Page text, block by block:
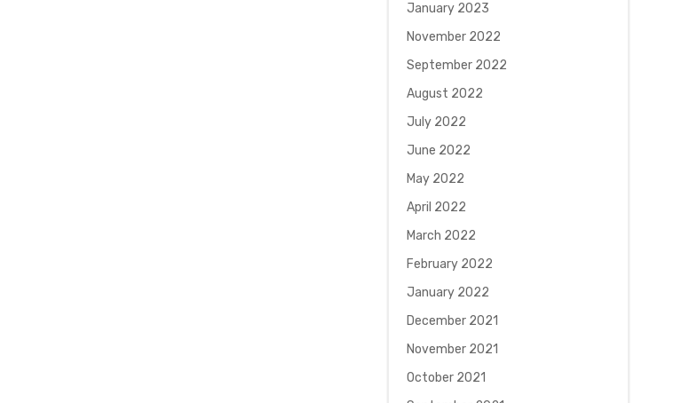
January 2023
November 2022
September 2022
August 2022
July 2022
June 2022
May 2022
April 2022
March 2022
February 2022
January 2022
December 2021
November 2021
October 2021